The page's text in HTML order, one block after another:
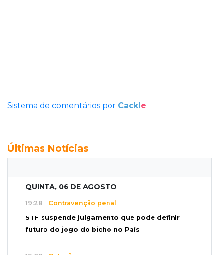
Sistema de comentários por Cackle
Últimas Notícias
QUINTA, 06 DE AGOSTO
19:28 Contravenção penal
STF suspende julgamento que pode definir
futuro do jogo do bicho no País